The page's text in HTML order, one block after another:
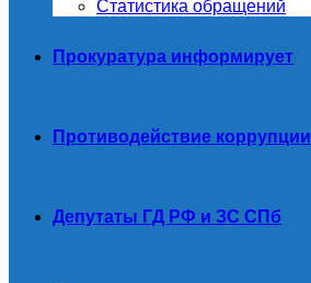
Статистика обращений
Прокуратура информирует
Противодействие коррупции
Депутаты ГД РФ и ЗС СПб